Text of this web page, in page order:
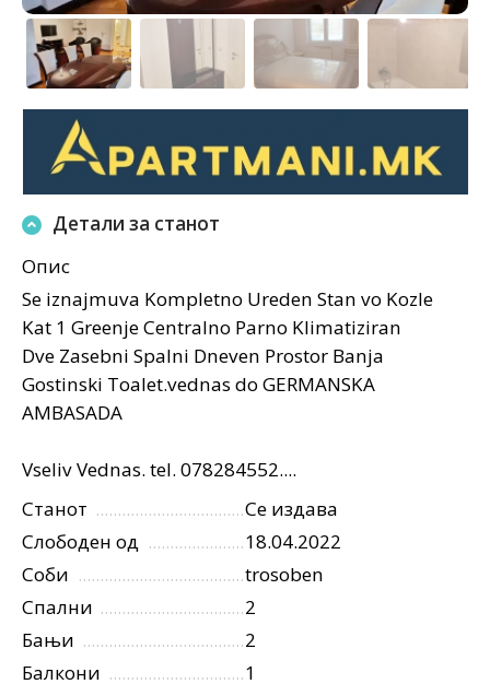
Детали за станот
Опис
Se iznajmuva Kompletno Ureden Stan vo Kozle
Kat 1 Greenje Centralno Parno Klimatiziran
Dve Zasebni Spalni Dneven Prostor Banja
Gostinski Toalet.vednas do GERMANSKA
AMBASADA
Vseliv Vednas. tel. 078284552....
Станот
Се издава
Слободен од
18.04.2022
Соби
trosoben
Спални
2
Бањи
2
Балкони
1